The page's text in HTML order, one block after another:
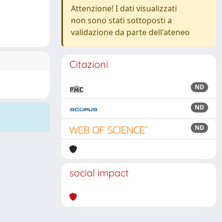
Attenzione! I dati visualizzati
non sono stati sottoposti a
validazione da parte dell'ateneo
Citazioni
ND
ND
ND
social impact